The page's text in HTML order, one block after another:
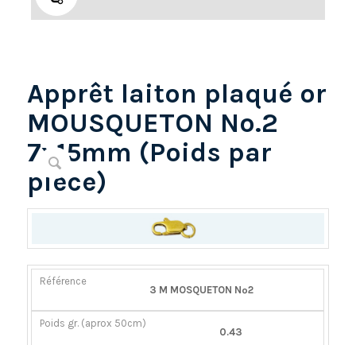
Apprêt laiton plaqué or
MOUSQUETON No.2
7x15mm (Poids par
piéce)
RÉFÉRENCE
POIDS
(APROX
MODÈLE
DEMANDE
3 M MOSQUETON Nº2
0.43